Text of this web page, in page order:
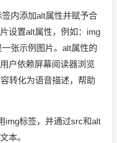
内添加alt属性并赋予合
设置alt属性，例如：img
张示例图片。alt属性的
户依赖屏幕阅读器浏览
转化为语音描述，帮助
img标签，并通过src和alt
本。